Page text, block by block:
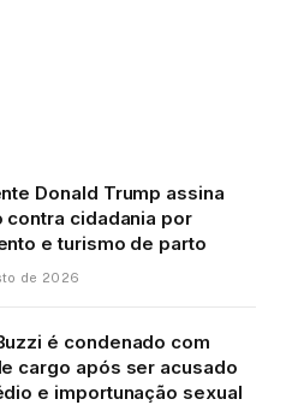
Donald Trump assina
contra cidadania por
e turismo de parto
de 2026
é condenado com
cargo após ser acusado
e importunação sexual